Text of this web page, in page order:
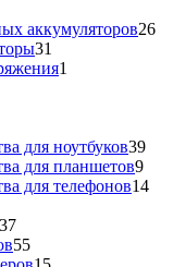
аккумуляторов2626
31
товар
1
для ноутбуков3939
для планшетов99
для телефонов1414
337
товаров
5555